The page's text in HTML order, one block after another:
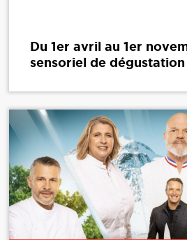
Du 1er avril au 1er
sensoriel de